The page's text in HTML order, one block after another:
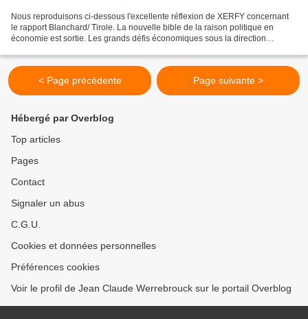
Nous reproduisons ci-dessous l'excellente réflexion de XERFY concernant
le rapport Blanchard/ Tirole. La nouvelle bible de la raison politique en
économie est sortie. Les grands défis économiques sous la direction
< Page précédente Page suivante >
Hébergé par Overblog
Top articles
Pages
Contact
Signaler un abus
C.G.U.
Cookies et données personnelles
Préférences cookies
Voir le profil de Jean Claude Werrebrouck sur le portail Overblog